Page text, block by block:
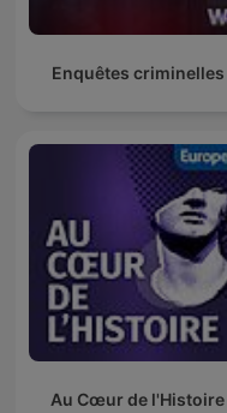
Enquêtes criminelles
Au Cœur de l'Histoire